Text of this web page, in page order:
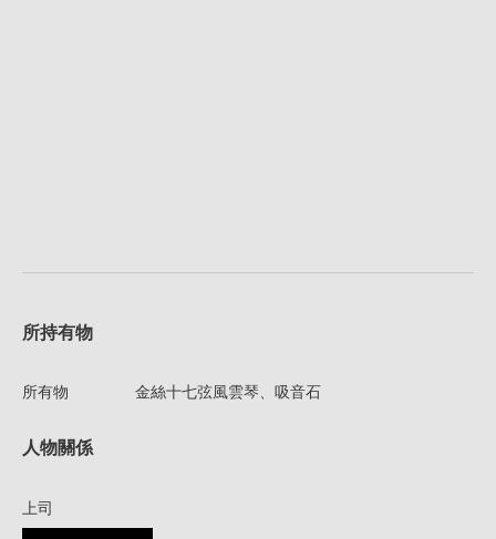
所持有物
所有物 金絲十七弦風雲琴、吸音石
人物關係
上司